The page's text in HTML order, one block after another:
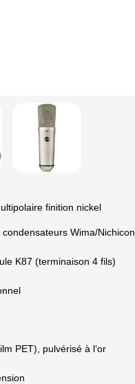
finition nickel
Wima/Nichicon
K87 (terminaison 4 fils)
PET), pulvérisé à l’or